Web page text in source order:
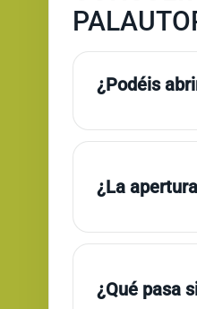
¿Podéis
¿La
¿Qué pasa